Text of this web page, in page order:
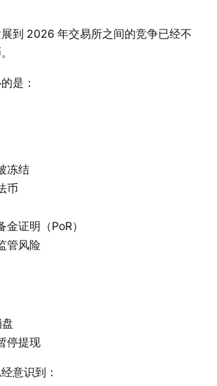
到 2026 年交易所之间的竞争已经不
是：
冻结
币
金证明（PoR）
管风险
停提现
意识到：